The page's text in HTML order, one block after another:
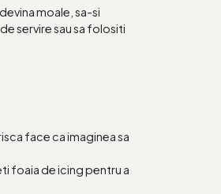
moale, sa-si
servire sau sa folositi
face ca imaginea sa
foaia de icing pentru a